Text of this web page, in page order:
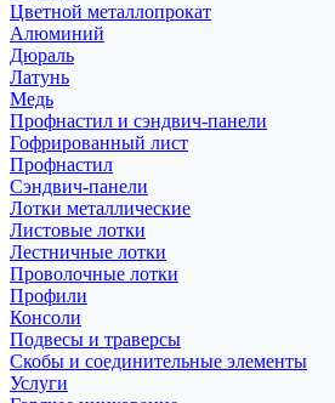
Цветной металлопрокат
Алюминий
Дюраль
Латунь
Медь
Профнастил и сэндвич-панели
Гофрированный лист
Профнастил
Сэндвич-панели
Лотки металлические
Листовые лотки
Лестничные лотки
Проволочные лотки
Профили
Консоли
Подвесы и траверсы
Скобы и соединительные элементы
Услуги